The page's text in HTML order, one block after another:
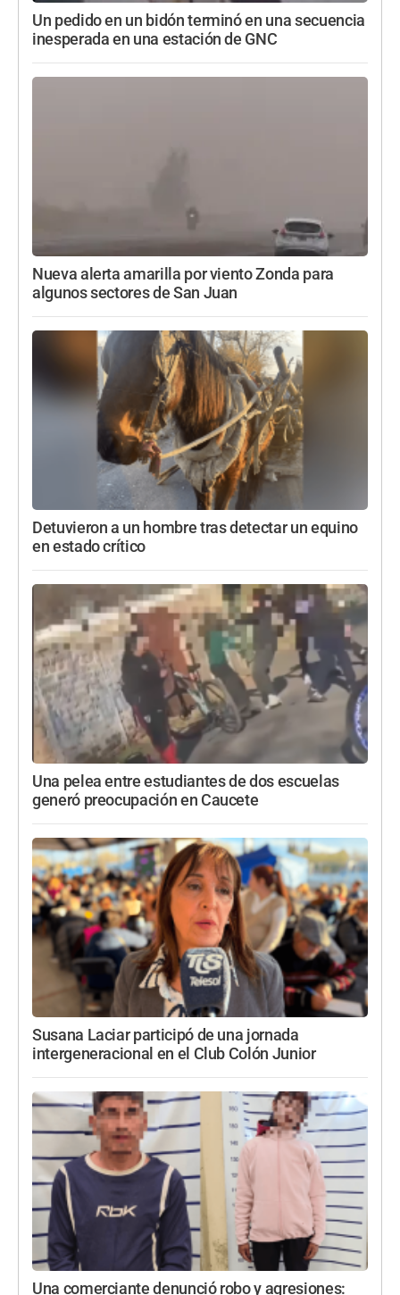
Un pedido en un bidón terminó en una secuencia
inesperada en una estación de GNC
Nueva alerta amarilla por viento Zonda para
algunos sectores de San Juan
Detuvieron a un hombre tras detectar un equino
en estado crítico
Una pelea entre estudiantes de dos escuelas
generó preocupación en Caucete
Susana Laciar participó de una jornada
intergeneracional en el Club Colón Junior
Una comerciante denunció robo y agresiones: